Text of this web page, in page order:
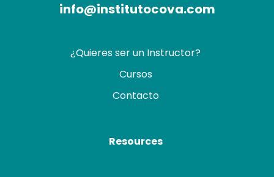
info@institutocova.com
¿Quieres ser un Instructor?
Cursos
Contacto
Resources